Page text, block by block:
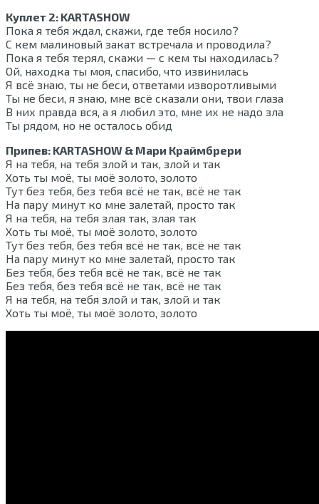
Куплет 2: KARTASHOW
Пока я тебя ждал, скажи, где тебя носило?
С кем малиновый закат встречала и проводила?
Пока я тебя терял, скажи — с кем ты находилась?
Ой, находка ты моя, спасибо, что извинилась
Я всё знаю, ты не беси, ответами изворотливыми
Ты не беси, я знаю, мне всё сказали они, твои глаза
В них правда вся, а я любил это, мне их не надо зла
Ты рядом, но не осталось обид
Припев: KARTASHOW & Мари Краймбрери
Я на тебя, на тебя злой и так, злой и так
Хоть ты моё, ты моё золото, золото
Тут без тебя, без тебя всё не так, всё не так
На пару минут ко мне залетай, просто так
Я на тебя, на тебя злая так, злая так
Хоть ты моё, ты моё золото, золото
Тут без тебя, без тебя всё не так, всё не так
На пару минут ко мне залетай, просто так
Без тебя, без тебя всё не так, всё не так
Без тебя, без тебя всё не так, всё не так
Я на тебя, на тебя злой и так, злой и так
Хоть ты моё, ты моё золото, золото